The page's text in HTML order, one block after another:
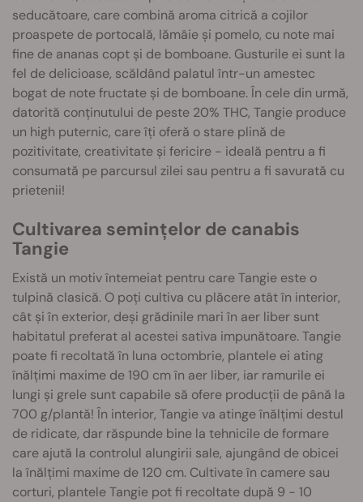
seducătoare, care combină aroma citrică a cojilor
proaspete de portocală, lămâie și pomelo, cu note mai
fine de ananas copt și de bomboane. Gusturile ei sunt la
fel de delicioase, scăldând palatul într-un amestec
bogat de note fructate și de bomboane. În cele din urmă,
datorită conținutului de peste 20% THC, Tangie produce
un high puternic, care îți oferă o stare plină de
pozitivitate, creativitate și fericire - ideală pentru a fi
consumată pe parcursul zilei sau pentru a fi savurată cu
prietenii!
Cultivarea semințelor de canabis
Tangie
Există un motiv întemeiat pentru care Tangie este o
tulpină clasică. O poți cultiva cu plăcere atât în interior,
cât și în exterior, deși grădinile mari în aer liber sunt
habitatul preferat al acestei sativa impunătoare. Tangie
poate fi recoltată în luna octombrie, plantele ei ating
înălțimi maxime de 190 cm în aer liber, iar ramurile ei
lungi și grele sunt capabile să ofere producții de până la
700 g/plantă! În interior, Tangie va atinge înălțimi destul
de ridicate, dar răspunde bine la tehnicile de formare
care ajută la controlul alungirii sale, ajungând de obicei
la înălțimi maxime de 120 cm. Cultivate în camere sau
corturi, plantele Tangie pot fi recoltate după 9 - 10